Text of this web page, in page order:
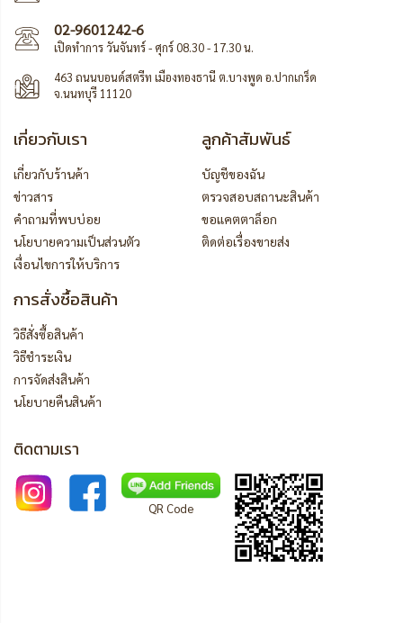
02-9601242-6
เปิดทำการ วันจันทร์ - ศุกร์ 08.30 - 17.30 น.
463 ถนนบอนด์สตรีท เมืองทองธานี ต.บางพูด อ.ปากเกร็ด
จ.นนทบุรี 11120
เกี่ยวกับเรา
เกี่ยวกับร้านค้า
ข่าวสาร
คำถามที่พบบ่อย
นโยบายความเป็นส่วนตัว
เงื่อนไขการให้บริการ
ลูกค้าสัมพันธ์
บัญชีของฉัน
ตรวจสอบสถานะสินค้า
ขอแคตตาล็อก
ติดต่อเรื่องขายส่ง
การสั่งซื้อสินค้า
วิธีสั่งซื้อสินค้า
วิธีชำระเงิน
การจัดส่งสินค้า
นโยบายคืนสินค้า
ติดตามเรา
QR Code